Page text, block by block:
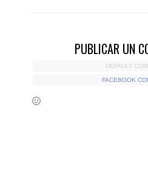
PUBLICAR UN
DEFAULT
FACEBOOK